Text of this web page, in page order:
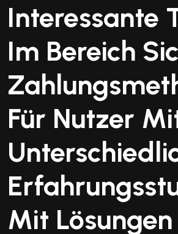
Interessante
Im Bereich
Für Nutzer
Mit Lösungen